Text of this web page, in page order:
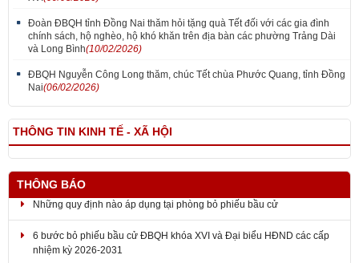
Đoàn ĐBQH tỉnh Đồng Nai thăm hỏi tặng quà Tết đối với các gia đình
chính sách, hộ nghèo, hộ khó khăn trên địa bàn các phường Trảng Dài
và Long Bình(10/02/2026)
ĐBQH Nguyễn Công Long thăm, chúc Tết chùa Phước Quang, tỉnh Đồng
Nai(06/02/2026)
THÔNG TIN KINH TẾ - XÃ HỘI
THÔNG BÁO
Những quy định nào áp dụng tại phòng bỏ phiếu bầu cử
6 bước bỏ phiếu bầu cử ĐBQH khóa XVI và Đại biểu HĐND các cấp
nhiệm kỳ 2026-2031